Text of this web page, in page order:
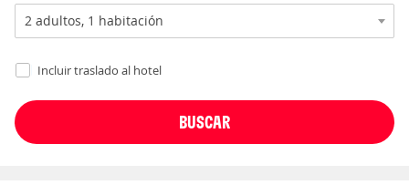
Incluir traslado al hotel